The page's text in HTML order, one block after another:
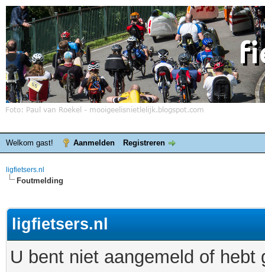
Welkom gast! Aanmelden Registreren
ligfietsers.nl
Foutmelding
ligfietsers.nl
U bent niet aangemeld of